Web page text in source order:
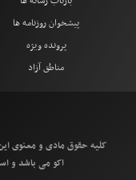
پیشخوان روزنامه ها
پرونده ویژه
مناطق آزاد
کلیه حقوق مادی و معنوی
اکو می باشد و